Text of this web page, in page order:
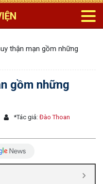
thận mạn gồm những
gồm những
*Tác giả: Đào Thoan